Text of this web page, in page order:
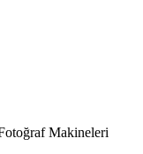
Makineleri